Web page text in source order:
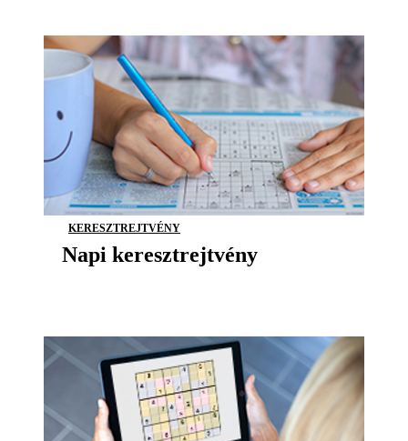
KERESZTREJTVÉNY
Napi keresztrejtvény